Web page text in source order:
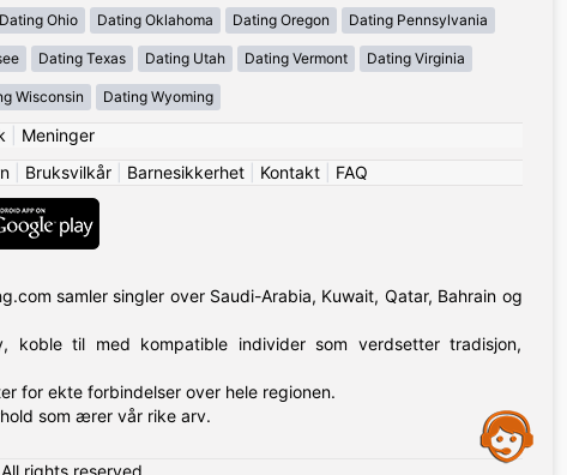
Dating Ohio Dating Oklahoma Dating Oregon Dating Pennsylvania
Dating Texas Dating Utah Dating Vermont Dating Virginia
Wisconsin Dating Wyoming
Meninger
| Bruksvilkår| Barnesikkerhet| Kontakt| FAQ
samler singler over Saudi-Arabia, Kuwait, Qatar, Bahrain og
koble til med kompatible individer som verdsetter tradisjon,
for ekte forbindelser over hele regionen.
som ærer vår rike arv.
All rights reserved.
Assistance